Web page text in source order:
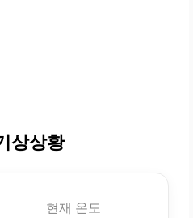
상상황
현재 온도